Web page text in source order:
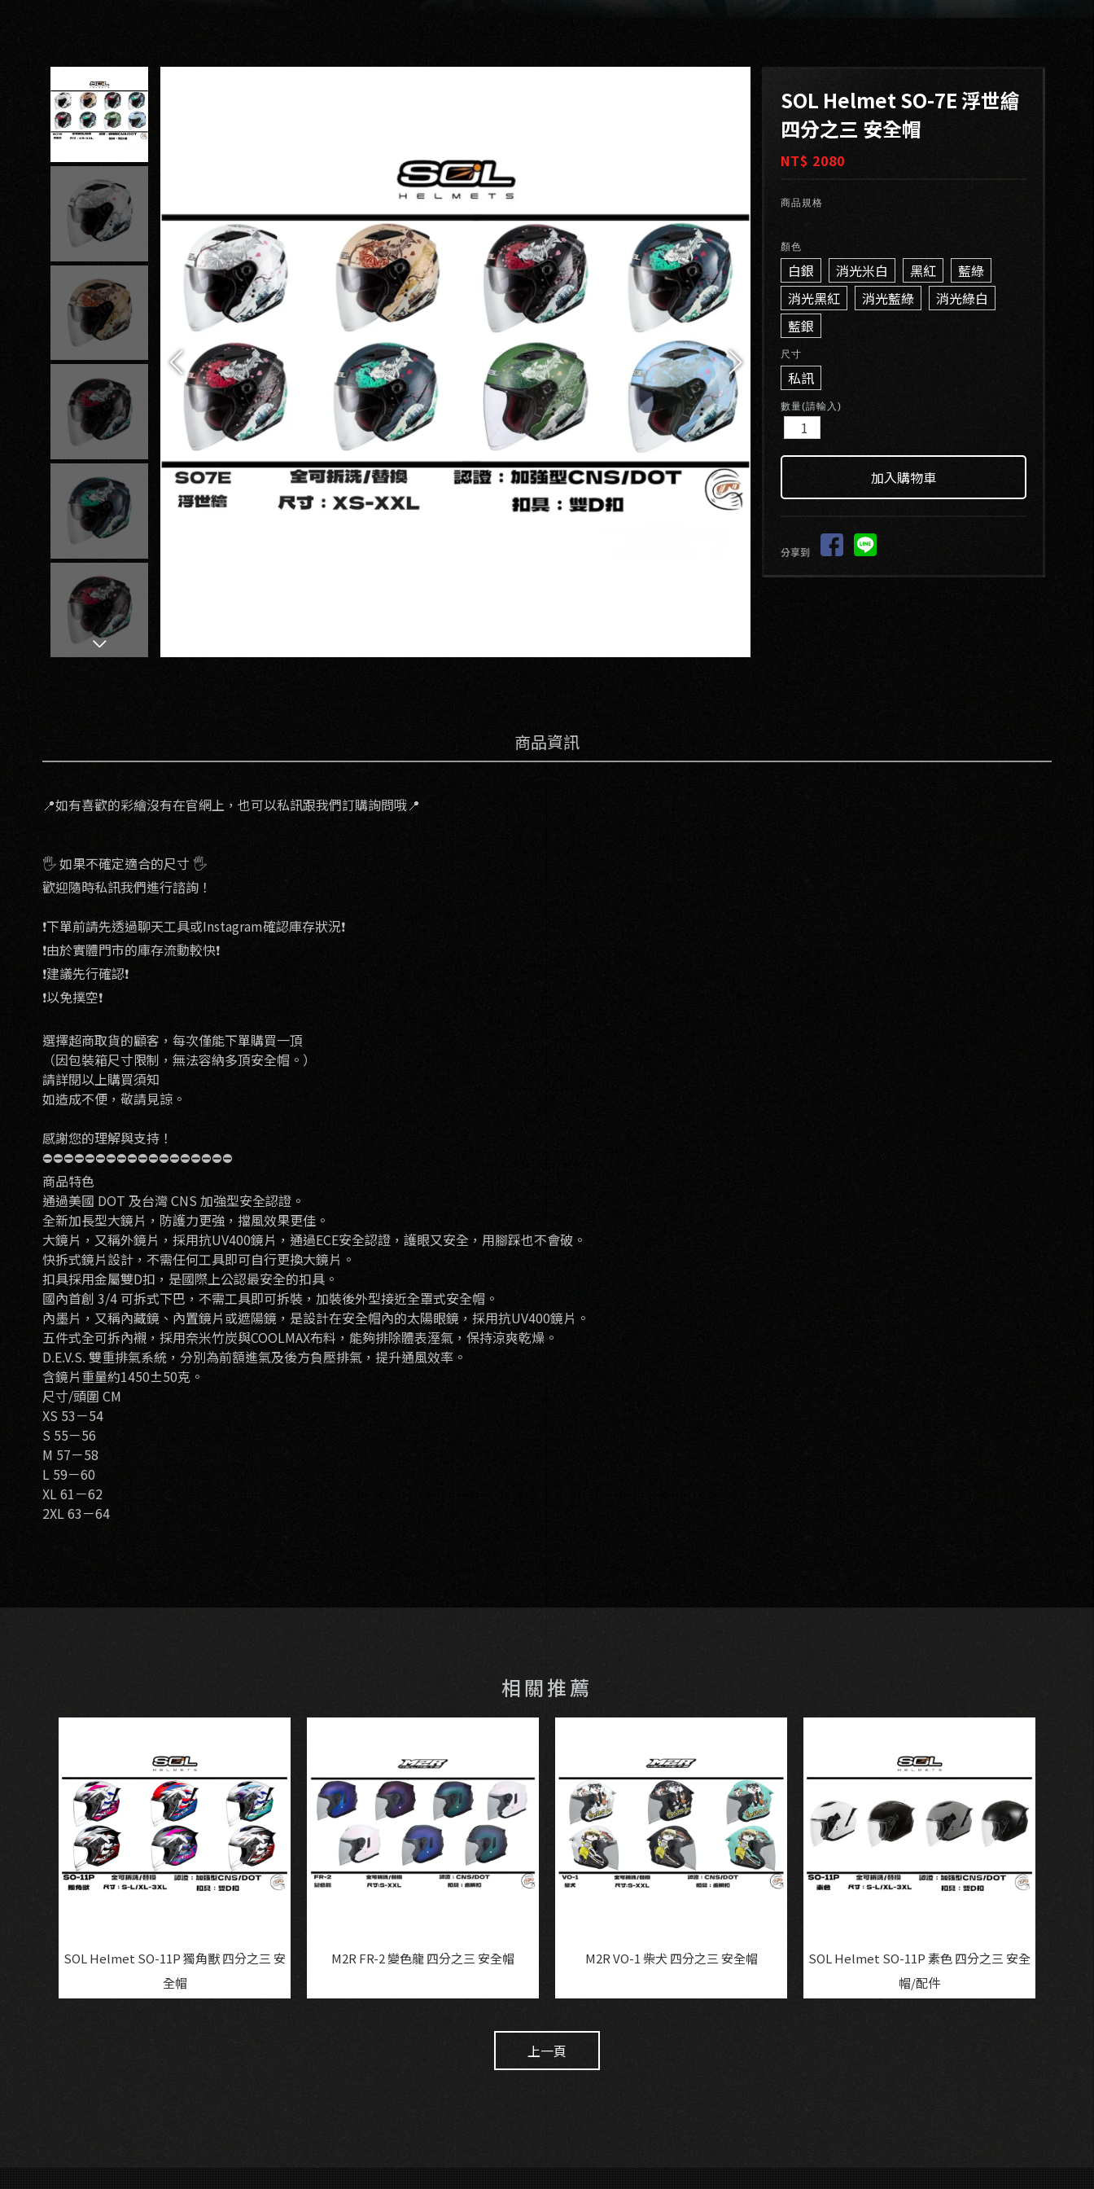
SOL Helmet SO-7E 浮世繪
四分之三 安全帽
NT$ 2080
商品規格
顏色
白銀 消光米白 黑紅
藍綠
消光黑紅
消光藍綠
消光綠白
藍銀
尺寸
私訊
數量(請輸入)
分享到
商品資訊
📍如有喜歡的彩繪沒有在官網上，也可以私訊跟我們訂購詢問哦📍
🖐 如果不確定適合的尺寸 🖐
歡迎隨時私訊我們進行諮詢！
❗️下單前請先透過聊天工具或Instagram確認庫存狀況❗️
❗️由於實體門市的庫存流動較快❗️
❗️建議先行確認❗️
❗️以免撲空❗️
選擇超商取貨的顧客，每次僅能下單購買一頂
（因包裝箱尺寸限制，無法容納多頂安全帽。）
請詳閱以上購買須知
如造成不便，敬請見諒。
感謝您的理解與支持！
⛔️⛔️⛔️⛔️⛔️⛔️⛔️⛔️⛔️⛔️⛔️⛔️⛔️⛔️⛔️⛔️⛔️⛔️
商品特色
通過美國 DOT 及台灣 CNS 加強型安全認證。
全新加長型大鏡片，防護力更強，擋風效果更佳。
大鏡片，又稱外鏡片，採用抗UV400鏡片，通過ECE安全認證，護眼又安全，用腳踩也不會破。
快拆式鏡片設計，不需任何工具即可自行更換大鏡片。
扣具採用金屬雙D扣，是國際上公認最安全的扣具。
國內首創 3/4 可拆式下巴，不需工具即可拆裝，加裝後外型接近全罩式安全帽。
內墨片，又稱內藏鏡、內置鏡片或遮陽鏡，是設計在安全帽內的太陽眼鏡，採用抗UV400鏡片。
五件式全可拆內襯，採用奈米竹炭與COOLMAX布料，能夠排除體表溼氣，保持涼爽乾燥。
D.E.V.S. 雙重排氣系統，分別為前額進氣及後方負壓排氣，提升通風效率。
含鏡片重量約1450±50克。
尺寸/頭圍 CM
XS 53－54
S 55－56
M 57－58
L 59－60
XL 61－62
2XL 63－64
SOL Helmet SO-11P 獨角獸 四分之三 安
全帽
M2R FR-2 變色龍 四分之三 安全帽 M2R VO-1 柴犬 四分之三 安全帽
SOL Helmet SO-11P 素色 四分之三 安全
帽/配件
上一頁